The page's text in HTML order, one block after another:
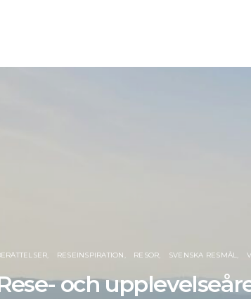
RESEINSPIRATION RESOR SVENSKA RESMÅL
och